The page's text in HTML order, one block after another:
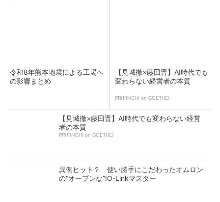
令和8年熊本地震による工場へ
の影響まとめ
【見城徹×藤田晋】AI時代でも
変わらない経営者の本質
PR(FINCHI on GOETHE)
【見城徹×藤田晋】AI時代でも変わらない経営
者の本質
PR(FINCHI on GOETHE)
異例ヒット？ 使い勝手にこだわったオムロン
の“オープンな”IO-Linkマスター